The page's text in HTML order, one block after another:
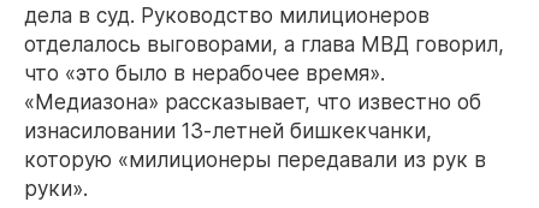
дела в суд. Руководство милиционеров
отделалось выговорами, а глава МВД говорил,
что «это было в нерабочее время».
«Медиазона» рассказывает, что известно об
изнасиловании 13-летней бишкекчанки,
которую «милиционеры передавали из рук в
руки».